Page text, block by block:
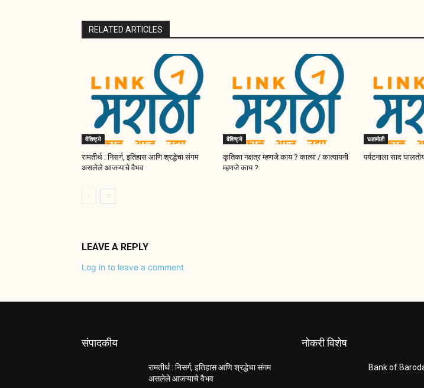
RELATED ARTICLES
वैशिष्ट्ये
रामतीर्थ : निसर्ग, इतिहास आणि श्रद्धेचा संगम
असलेले आजऱ्याचे वैभव
वैशिष्ट्ये
कृतिका नक्षत्र म्हणजे काय ? कात्या / कात्यायनी
म्हणजे काय ?
घडामोडी
पर्यटनाला साद
LEAVE A REPLY
Log in to leave a comment
संपादकीय
रामतीर्थ : निसर्ग, इतिहास आणि श्रद्धेचा संगम
असलेले आजऱ्याचे वैभव
नोकरी विशेष
Bank of